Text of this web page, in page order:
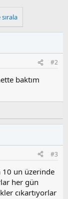
#2
baktım
#3
10 un üzerinde
her gün
cıkartıyorlar